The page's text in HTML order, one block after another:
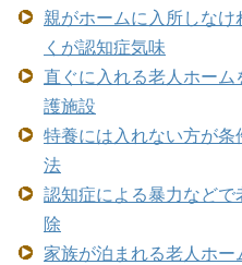
親がホームに入所しな
くが認知症気味
直ぐに入れる老人ホー
護施設
特養には入れない方が
法
認知症による暴力など
除
家族が泊まれる老人ホ